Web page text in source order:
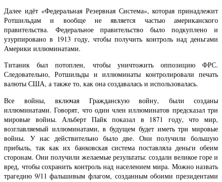
Далее идёт «Федеральная Резервная Система», которая принадлежит
Ротшильдам и вообще не является частью американского
правительства. Федеральное правительство было подкуплено и
узурпировано в 1913 году, чтобы получить контроль над деньгами
Америки иллюминатами.
Титаник был потоплен, чтобы уничтожить оппозицию ФРС.
Следовательно, Ротшильды и иллюминаты контролировали печать
валюты США, а также то, как она создавалась и использовалась.
Все войны, включая Гражданскую войну, были созданы
иллюминатами. Говорят, что один член иллюминатов предсказал три
мировые войны. Альберт Пайк показал в 1871 году, что мир,
возглавляемый иллюминатами, в будущем будет иметь три мировые
войны. У нас действительно было две. Они получили большую
прибыль, так как их банковская система поставляла деньги обеим
сторонам. Они получили желаемые результаты: создали великое горе и
вред, чтобы сохранить контроль над населением мира. Можно назвать
трагедию 9/11 фальшивым флагом, созданным обоими президентами